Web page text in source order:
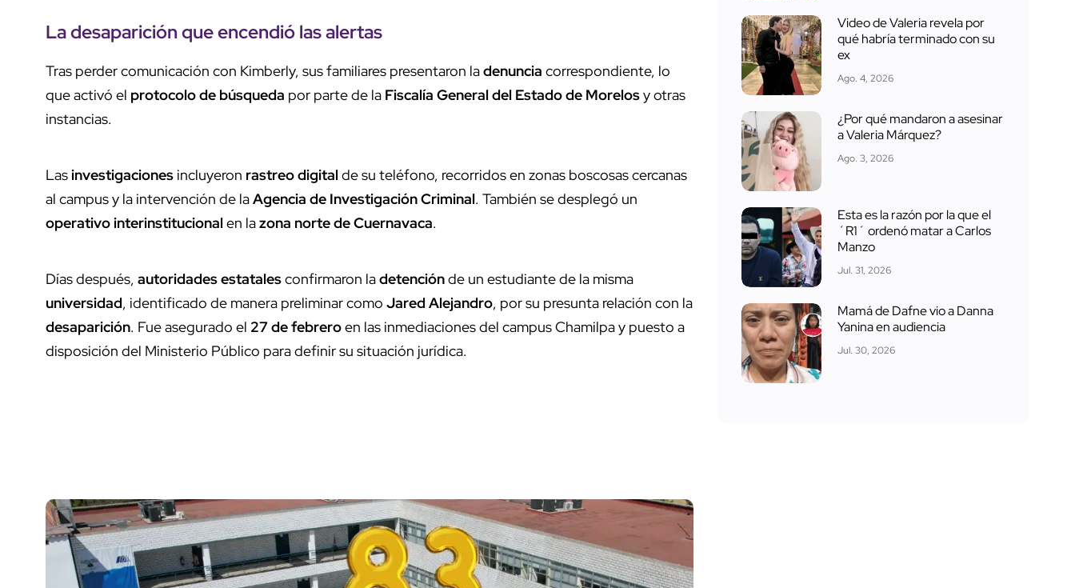
Ladesapariciónque encendió lasalertas
Tras perder comunicación con Kimberly, sus familiares presentaron ladenuncia correspondiente, lo
que activó el protocolo de búsqueda por parte de la Fiscalía General del Estado de Morelosy otras
instancias.
Lasinvestigaciones incluyeron rastreo digitalde su teléfono, recorridos en zonas boscosas cercanas
al campus y la intervención de laAgencia de Investigación Criminal. También se desplegó un
operativo interinstitucionalen lazona norte de Cuernavaca.
Días después, autoridades estatalesconfirmaron ladetenciónde un estudiante de la misma
universidad, identificado de manera preliminar como Jared Alejandro, por su presunta relación con la
desaparición. Fue asegurado el 27 de febreroen las inmediaciones del campus Chamilpa y puesto a
disposición del Ministerio Público para definir su situación jurídica.
Video de Valeria revela por
qué habría terminado con su
ex
Ago. 4, 2026
¿Por qué mandaron a asesinar
a Valeria Márquez?
Ago. 3, 2026
Esta es la razón por la que el
´R1´ ordenó matar a Carlos
Manzo
Jul. 31, 2026
Mamá de Dafne vio a Danna
Yanina en audiencia
Jul. 30, 2026